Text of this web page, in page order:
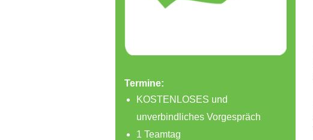
Termine:
KOSTENLOSES und
unverbindliches Vorgespräch
1 Teamtag